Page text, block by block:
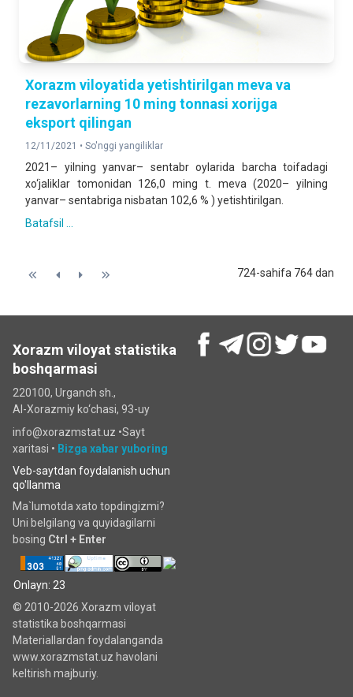
Xorazm viloyatida yetishtirilgan meva va
rezavorlarning 10 ming tonnasi xorijga
eksport qilingan
12/11/2021 • So'nggi yangiliklar
2021– yilning yanvar– sentabr oylarida barcha toifadagi
xo‘jaliklar tomonidan 126,0 ming t. meva (2020– yilning
yanvar– sentabriga nisbatan 102,6 % ) yetishtirilgan.
Batafsil ...
724-sahifa 764 dan
Xorazm viloyat statistika
boshqarmasi
220100, Urganch sh.,
Al-Xorazmiy ko‘chаsi, 93-uy
info@xorazmstat.uz •Sayt
xaritasi • Bizga xabar yuboring
Veb-saytdan foydalanish uchun
qo'llanma
Ma`lumotda xato topdingizmi?
Uni belgilang va quyidagilarni
bosing Ctrl + Enter
Onlayn: 23
© 2010-2026 Xorazm viloyat
statistika boshqarmasi
Materiallardan foydalanganda
www.xorazmstat.uz havolani
keltirish majburiy.